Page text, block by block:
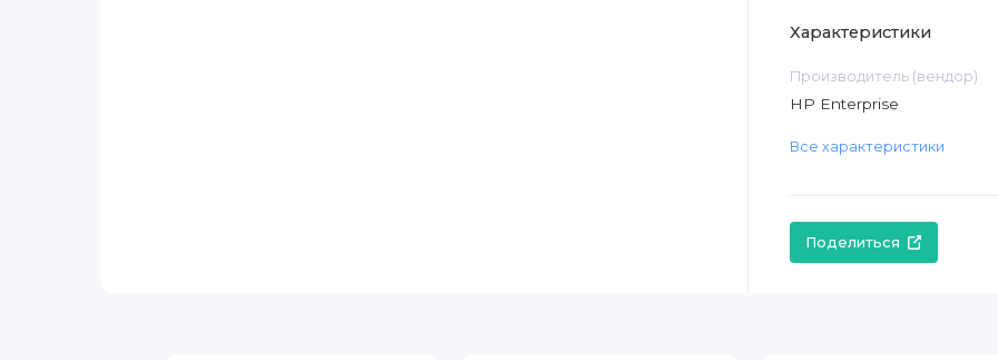
Характеристики
Производитель (вендор)
HP Enterprise
Все характеристики
Поделиться